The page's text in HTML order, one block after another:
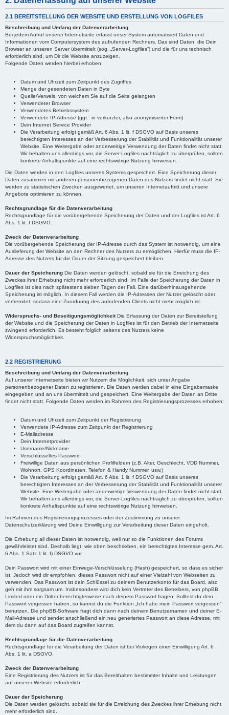
2.1 BEREITSTELLUNG DER WEBSITE UND ERSTELLUNG VON LOGFILES
Beschreibung und Umfang der Datenverarbeitung
Bei jedem Aufruf unserer Internetseite erfasst unser System automatisiert Daten und
Informationen vom Computersystem des aufrufenden Rechners. Das sind Daten, die Dein
Browser an unseren Server übermittelt (sog. „Server-Logfiles“) und die für uns technisch
erforderlich sind, um Dir die Website anzuzeigen.
Folgende Daten werden hierbei erhoben:
Datum und Uhrzeit zum Zeitpunkt des Zugriffes
Menge der gesendeten Daten in Byte
Quelle/Verweis, von welchem Sie auf die Seite gelangten
Verwendeter Browser
Verwendetes Betriebssystem
Verwendete IP-Adresse (ggf.: in verkürzter, also anonymisierter Form)
Dein Internet Service Provider
Die Verarbeitung erfolgt gemäß Art. 6 Abs. 1 lit. f DSGVO auf Basis unseres
berechtigten Interesses an der Verbesserung der Stabilität und Funktionalität unserer
Website. Eine Weitergabe oder anderweitige Verwendung der Daten findet nicht statt.
Wir behalten uns allerdings vor, die Server-Logfiles nachträglich zu überprüfen, sollten
konkrete Anhaltspunkte auf eine rechtswidrige Nutzung hinweisen.
Die Daten werden in den Logfiles unseres Systems gespeichert. Eine Speicherung dieser
Daten zusammen mit anderen personenbezogenen Daten des Nutzers findet nicht statt. Sie
werden zu statistischen Zwecken ausgewertet, um unseren Internetauftritt und unsere
Angebote optimieren zu können.
Rechtsgrundlage für die Datenverarbeitung
Rechtsgrundlage für die vorübergehende Speicherung der Daten und der Logfiles ist Art. 6
Abs. 1 lit. f DSGVO.
Zweck der Datenverarbeitung
Die vorübergehende Speicherung der IP-Adresse durch das System ist notwendig, um eine
Auslieferung der Website an den Rechner des Nutzers zu ermöglichen. Hierfür muss die IP-
Adresse des Nutzers für die Dauer der Sitzung gespeichert bleiben.
Dauer der Speicherung Die Daten werden gelöscht, sobald sie für die Erreichung des
Zweckes ihrer Erhebung nicht mehr erforderlich sind. Im Falle der Speicherung der Daten in
Logfiles ist dies nach spätestens sieben Tagen der Fall. Eine darüberhinausgehende
Speicherung ist möglich. In diesem Fall werden die IP-Adressen der Nutzer gelöscht oder
verfremdet, sodass eine Zuordnung des aufrufenden Clients nicht mehr möglich ist.
Widerspruchs- und BeseitigungsmöglichkeitDie Erfassung der Daten zur Bereitstellung
der Website und die Speicherung der Daten in Logfiles ist für den Betrieb der Internetseite
zwingend erforderlich. Es besteht folglich seitens des Nutzers keine
Widerspruchsmöglichkeit.
2.2 REGISTRIERUNG
Beschreibung und Umfang der Datenverarbeitung
Auf unserer Internetseite bieten wir Nutzern die Möglichkeit, sich unter Angabe
personenbezogener Daten zu registrieren. Die Daten werden dabei in eine Eingabemaske
eingegeben und an uns übermittelt und gespeichert. Eine Weitergabe der Daten an Dritte
findet nicht statt. Folgende Daten werden im Rahmen des Registrierungsprozesses erhoben:
Datum und Uhrzeit zum Zeitpunkt der Registrierung
Verwendete IP-Adresse zum Zeitpunkt der Registrierung
E-Mailadresse
Dein Internetprovider
Username/Nickname
Verschlüsseltes Passwort
Freiwillige Daten aus persönlichen Profilfeldern (z.B. Alter, Geschlecht, VDD Nummer,
Wohnort, GPS Koordinaten, Telefon & Handy Nummer, usw.)
Die Verarbeitung erfolgt gemäß Art. 6 Abs. 1 lit. f DSGVO auf Basis unseres
berechtigten Interesses an der Verbesserung der Stabilität und Funktionalität unserer
Website. Eine Weitergabe oder anderweitige Verwendung der Daten findet nicht statt.
Wir behalten uns allerdings vor, die Server-Logfiles nachträglich zu überprüfen, sollten
konkrete Anhaltspunkte auf eine rechtswidrige Nutzung hinweisen.
Im Rahmen des Registrierungsprozesses oder der Zustimmung zu unserer
Datenschutzerklärung wird Deine Einwilligung zur Verarbeitung dieser Daten eingeholt.
Die Erhebung all dieser Daten ist notwendig, weil nur so die Funktionen des Forums
gewährleistet sind. Deshalb liegt, wie oben beschrieben, ein berechtigtes Interesse gem. Art.
6 Abs. 1 Satz 1 lit. f) DSGVO vor.
Dein Passwort wird mit einer Einwege-Verschlüsselung (Hash) gespeichert, so dass es sicher
ist. Jedoch wird dir empfohlen, dieses Passwort nicht auf einer Vielzahl von Webseiten zu
verwenden. Das Passwort ist dein Schlüssel zu deinem Benutzerkonto für das Board, also
geh mit ihm sorgsam um. Insbesondere wird dich kein Vertreter des Betreibers, von phpBB
Limited oder ein Dritter berechtigterweise nach deinem Passwort fragen. Solltest du dein
Passwort vergessen haben, so kannst du die Funktion „Ich habe mein Passwort vergessen“
benutzen. Die phpBB-Software fragt dich dann nach deinem Benutzernamen und deiner E-
Mail-Adresse und sendet anschließend ein neu generiertes Passwort an diese Adresse, mit
dem du dann auf das Board zugreifen kannst.
Rechtsgrundlage für die Datenverarbeitung
Rechtsgrundlage für die Verarbeitung der Daten ist bei Vorliegen einer Einwilligung Art. 6
Abs. 1 lit. a DSGVO.
Zweck der Datenverarbeitung
Eine Registrierung des Nutzers ist für das Bereithalten bestimmter Inhalte und Leistungen
auf unserer Website erforderlich.
Dauer der Speicherung
Die Daten werden gelöscht, sobald sie für die Erreichung des Zweckes ihrer Erhebung nicht
mehr erforderlich sind.